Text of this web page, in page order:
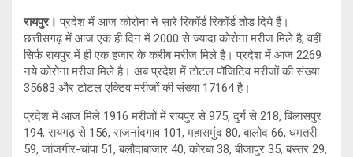
रायपुर। प्रदेश में आज कोरोना ने सारे रिकॉर्ड रिकॉर्ड तोड़ दिये हैं।
छत्तीसगढ़ में आज एक ही दिन में 2000 से ज्यादा कोरोना मरीज मिले है, वहीं
सिर्फ रायपुर में ही एक हजार के करीब मरीज मिले है। प्रदेश में आज 2269
नये कोरोना मरीज मिले है। अब प्रदेश में टोटल पॉजिटिव मरीजों की संख्या
35683 और टोटल एक्टिव मरीजों की संख्या 17164 है।
प्रदेश में आज मिले 1916 मरीजों में रायपुर से 975, दुर्ग से 218, बिलासपुर
194, रायगढ़ से 156, राजनांदगाव 101, महासमुंद 80, बालोद 66, धमतरी
59, जांजगीर-चांपा 51, बलौदाबाजार 40, कोरबा 38, बीजापुर 35, बस्तर 29,